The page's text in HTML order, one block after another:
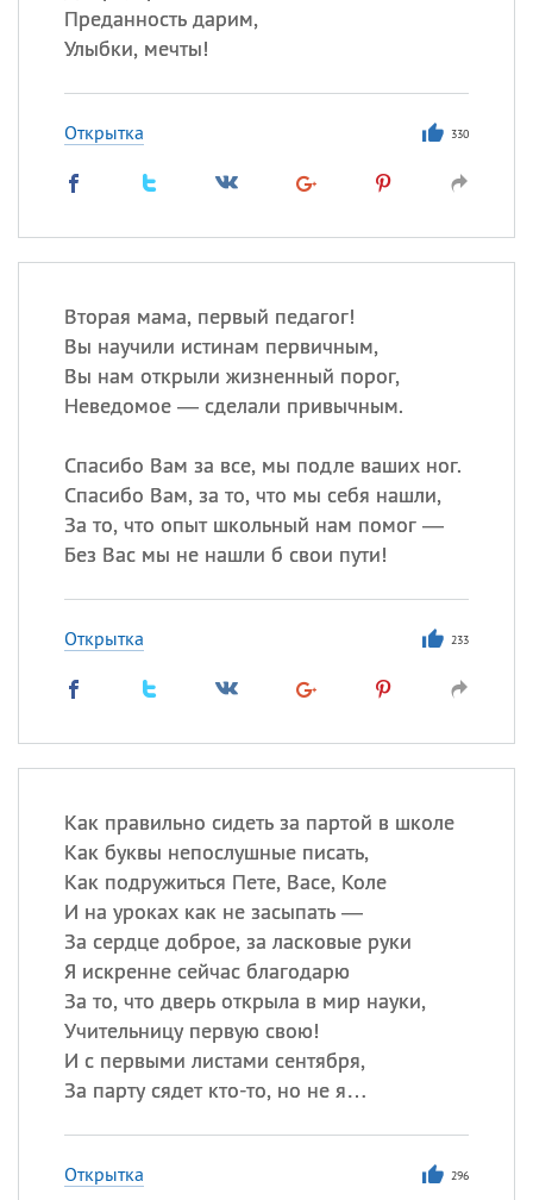
Преданность дарим,
Улыбки, мечты!
Открытка 330
Вторая мама, первый педагог!
Вы научили истинам первичным,
Вы нам открыли жизненный порог,
Неведомое — сделали привычным.
Спасибо Вам за все, мы подле ваших ног.
Спасибо Вам, за то, что мы себя нашли,
За то, что опыт школьный нам помог —
Без Вас мы не нашли б свои пути!
Открытка 233
Как правильно сидеть за партой в школе
Как буквы непослушные писать,
Как подружиться Пете, Васе, Коле
И на уроках как не засыпать —
За сердце доброе, за ласковые руки
Я искренне сейчас благодарю
За то, что дверь открыла в мир науки,
Учительницу первую свою!
И с первыми листами сентября,
За парту сядет кто-то, но не я…
Открытка 296